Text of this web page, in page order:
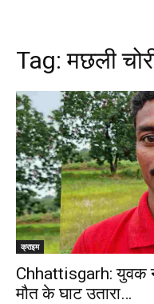
Tag:मछली
क्राइम
Chhattisgarh: युवक
मौत के घाट उतारा…